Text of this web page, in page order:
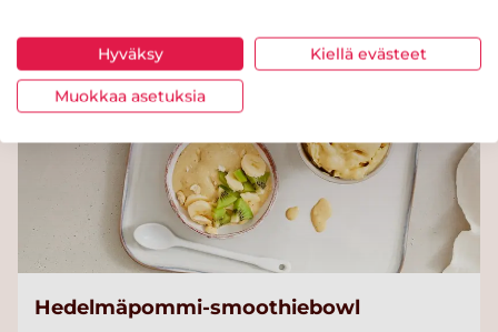
Hedelmäpommi-smoothiebowl
Hyväksy Kiellä evästeet
Muokkaa asetuksia